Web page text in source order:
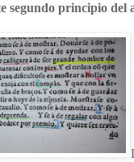
segundo principio del